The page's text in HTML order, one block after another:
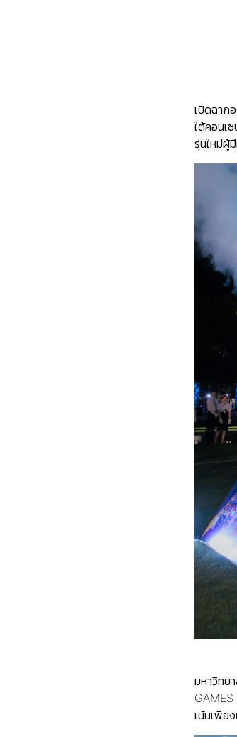
เปิดฉาก
ใต้คอนเ
รุ่นใหม่ผู้
มหาวิทย
เน้นเพีย